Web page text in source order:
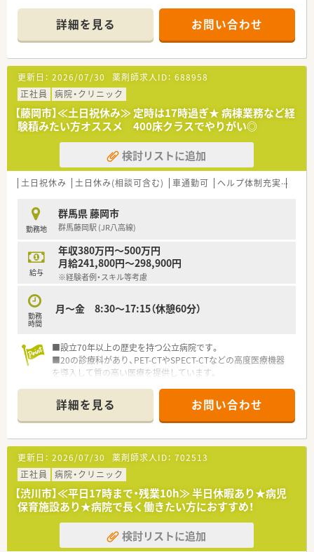
詳細を見る お問い合わせ
更新日： 2026/07/30 薬剤師求人ID： 688958
正社員
病院・クリニック
【藤岡市】≪土日祝休み≫ 定時は17時過ぎ★ 病棟業務など経
験積みたい方オススメ 400床クラスでやりがい◎
検討リストに追加
土日祝休み 土日休み(相談可含む) 車通勤可 ヘルプ体制充実
勤務地
群馬県 藤岡市
群馬藤岡駅 (JR八高線)
給与
年収380万円～500万円
月給241,800円～298,900円
※経験者例・スキル等考慮
勤務
時間
月～金 8:30～17:15（休憩60分）
■設立70年以上の歴史を持つ公立病院です。
■20の診療科があり、PET-CTやSPECT-CTなどの高度医療機器
を導入して質の高い医療を提供しています。
棟、回復期リハビリテーション病棟、訪問看護ステーションを活
用し、地域の医療機関との連携を強化し地域の中核病院としての
役割を果たすべく取り組んでいます。
詳細を見る お問い合わせ
更新日： 2026/07/30 薬剤師求人ID： 702513
正社員
病院・クリニック
【渋川市】≪平日17時まで・残業10h≫ 半日休暇あり★病児
保育施設あり★病院で長く働きたい方におすすめ！
検討リストに追加